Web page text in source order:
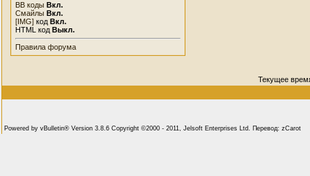
BB коды Вкл.
Смайлы Вкл.
[IMG] код Вкл.
HTML код Выкл.
Правила форума
Текущее
Powered by vBulletin® Version 3.8.6 Copyright ©2000 - 2011, Jelsoft Enterprises Ltd. Перевод: zCarot